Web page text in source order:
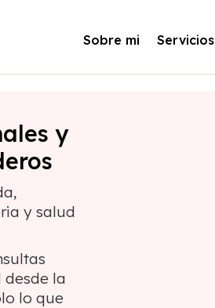
Sobre mi Servicios
y
y salud
la
lo que